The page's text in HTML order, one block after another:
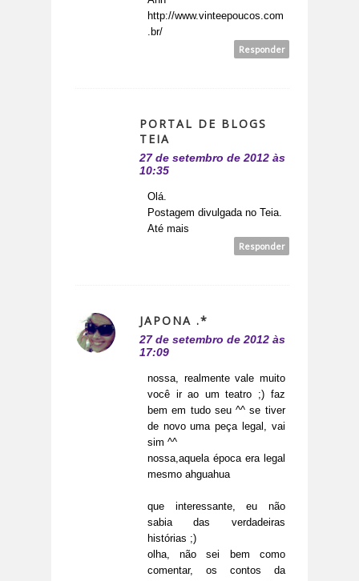
http://www.vinteepoucos.com
.br/
Responder
PORTAL DE BLOGS
TEIA
27 de setembro de 2012 às
10:35
Olá.
Postagem divulgada no Teia.
Até mais
Responder
JAPONA .*
27 de setembro de 2012 às
17:09
nossa, realmente vale muito
você ir ao um teatro ;) faz
bem em tudo seu ^^ se tiver
de novo uma peça legal, vai
sim ^^
nossa,aquela época era legal
mesmo ahguahua
que interessante, eu não
sabia das verdadeiras
histórias ;)
olha, não sei bem como
comentar, os contos da